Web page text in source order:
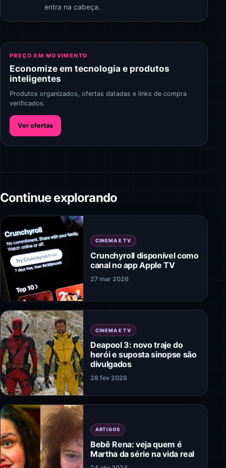
entra na cabeça.
PREÇO EM MOVIMENTO
Economize em tecnologia e produtos
inteligentes
Produtos organizados, ofertas datadas e links de compra
verificados.
Ver ofertas
Continue explorando
CINEMA E TV
Crunchyroll disponível como
canal no app Apple TV
27 mar 2026
CINEMA E TV
Deapool 3: novo traje do
herói e suposta sinopse são
divulgados
28 fev 2026
ARTIGOS
Bebê Rena: veja quem é
Martha da série na vida real